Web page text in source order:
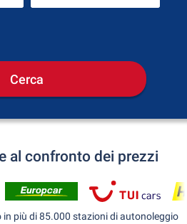
Cerca
al confronto dei prezzi
più di 85.000 stazioni di autonoleggio